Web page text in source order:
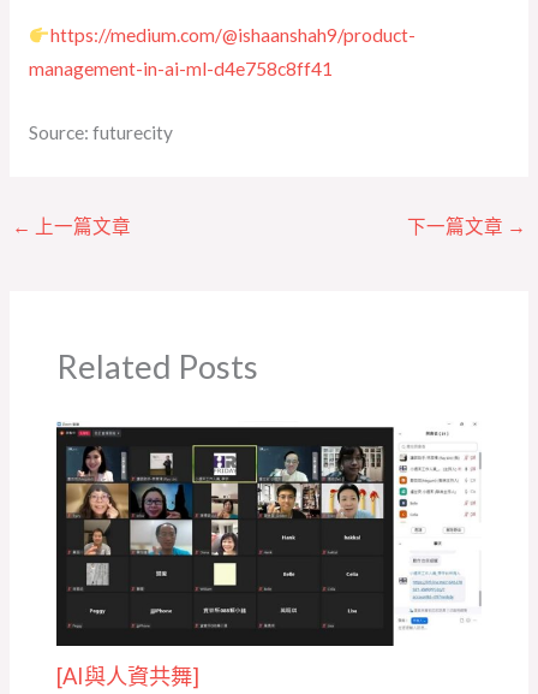
https://medium.com/@ishaanshah9/product-
management-in-ai-ml-d4e758c8ff41
Source: futurecity
← 上一篇文章 下一篇文章 →
Related Posts
[AI與人資共舞]